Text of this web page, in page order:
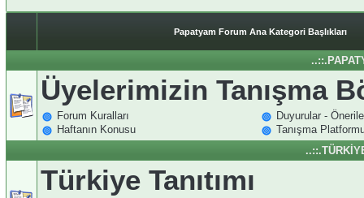
Papatyam Forum Ana Kategori Başlıkları
Üyelerimizin Tanışma
Forum Kuralları
Duyurular -
Haftanın Konusu
Tanışma
Türkiye Tanıtımı